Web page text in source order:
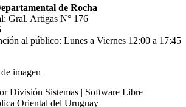
de Rocha
Gral. Artigas N° 176
al público: Lunes a Viernes 12:00 a 17:45
División Sistemas | Software Libre
Oriental del Uruguay